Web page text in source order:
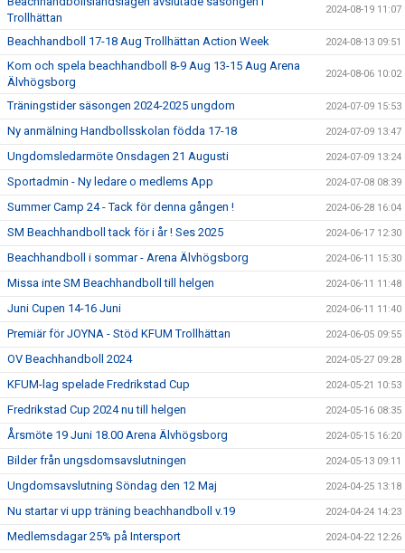
Trollhättan
2024-08-19 11:07
Beachhandboll 17-18 Aug Trollhättan Action Week 2024-08-13 09:51
Kom och spela beachhandboll 8-9 Aug 13-15 Aug Arena
Älvhögsborg
2024-08-06 10:02
Träningstider säsongen 2024-2025 ungdom 2024-07-09 15:53
Ny anmälning Handbollsskolan födda 17-18 2024-07-09 13:47
Ungdomsledarmöte Onsdagen 21 Augusti 2024-07-09 13:24
Sportadmin - Ny ledare o medlems App 2024-07-08 08:39
Summer Camp 24 - Tack för denna gången ! 2024-06-28 16:04
SM Beachhandboll tack för i år ! Ses 2025 2024-06-17 12:30
Beachhandboll i sommar - Arena Älvhögsborg 2024-06-11 15:30
Missa inte SM Beachhandboll till helgen 2024-06-11 11:48
Juni Cupen 14-16 Juni 2024-06-11 11:40
Premiär för JOYNA - Stöd KFUM Trollhättan 2024-06-05 09:55
OV Beachhandboll 2024 2024-05-27 09:28
KFUM-lag spelade Fredrikstad Cup 2024-05-21 10:53
Fredrikstad Cup 2024 nu till helgen 2024-05-16 08:35
Årsmöte 19 Juni 18.00 Arena Älvhögsborg 2024-05-15 16:20
Bilder från ungsdomsavslutningen 2024-05-13 09:11
Ungdomsavslutning Söndag den 12 Maj 2024-04-25 13:18
Nu startar vi upp träning beachhandboll v.19 2024-04-24 14:23
Medlemsdagar 25% på Intersport 2024-04-22 12:26